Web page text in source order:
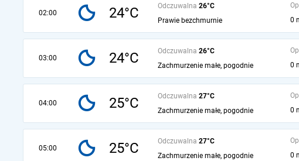
02:00 24°C Odczuwalna 26°C
Prawie bezchmurnie
0
03:00 24°C Odczuwalna 26°C
Zachmurzenie małe, pogodnie
0
04:00 25°C Odczuwalna 27°C
Zachmurzenie małe, pogodnie
0
05:00 25°C Odczuwalna 27°C
Zachmurzenie małe, pogodnie
0